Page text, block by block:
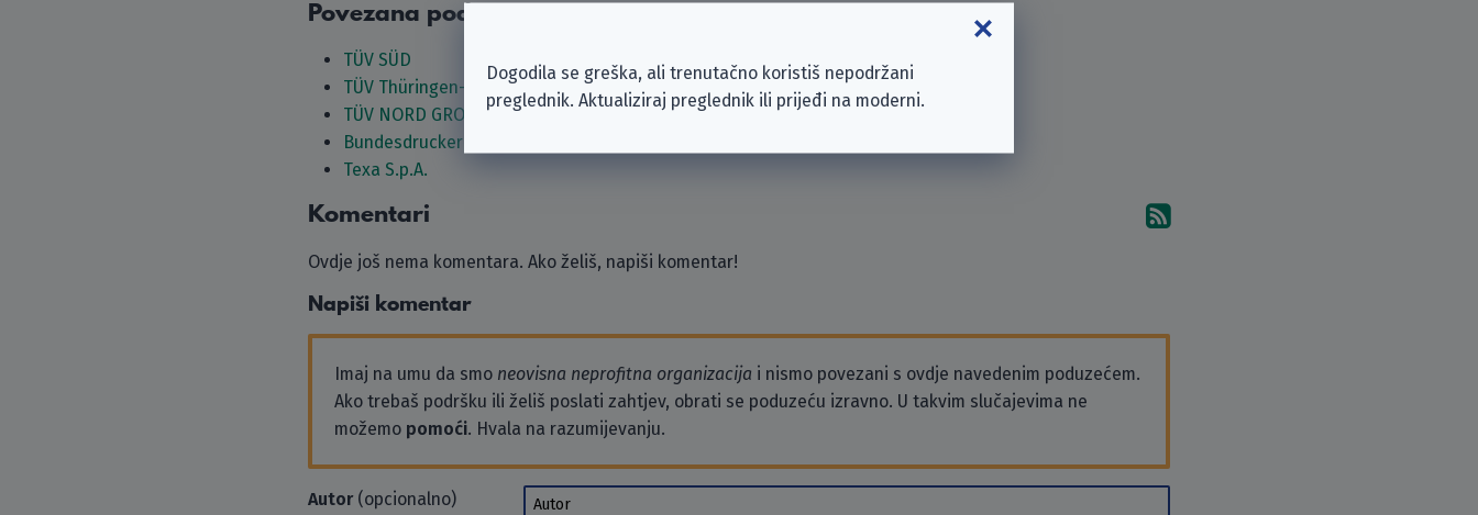
Povezana poduzeća
TÜV SÜD
TÜV Thüringen-Gruppe
TÜV NORD GROUP
Bundesdruckerei GmbH
Texa S.p.A.
Komentari Pretplati se na komentare
Ovdje još nema komentara. Ako želiš, napiši komentar!
Napiši komentar
Imaj na umu da smo neovisna neprofitna organizacija i nismo povezani s ovdje navedenim poduzećem.
Ako trebaš podršku ili želiš poslati zahtjev, obrati se poduzeću izravno. U takvim slučajevima ne
možemo pomoći. Hvala na razumijevanju.
Autor(opcionalno) Autor
Dogodila se greška, ali trenutačno koristiš nepodržani
preglednik. Aktualiziraj preglednik ili prijeđi na moderni.